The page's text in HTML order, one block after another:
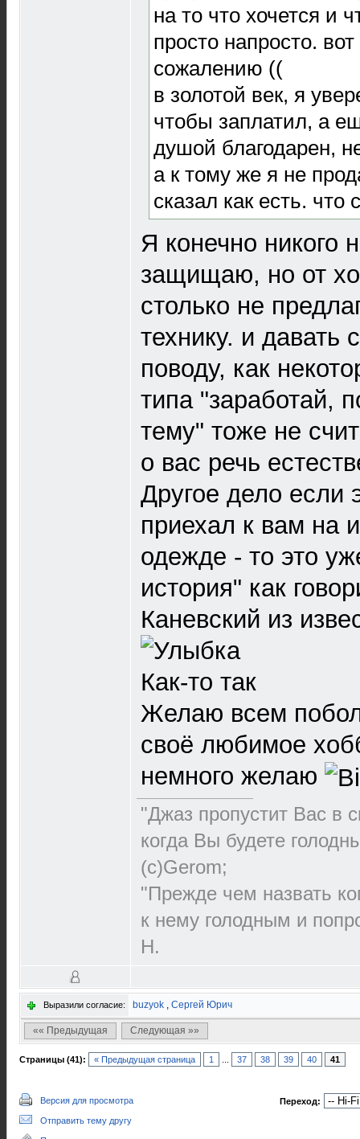
на то что хочется и
просто напросто.
сожалению ((
в золотой век, я
чтобы заплатил, а
душой благодарен,
а к тому же я не
сказал как есть.
Я конечно никого
защищаю, но от
столько не
технику. и давать
поводу, как
типа "заработай,
тему" тоже не
о вас речь
Другое дело если
приехал к вам на
одежде - то это
история" как
Каневский из
Как-то так
Желаю всем
своё любимое
немного желаю
"Джаз пропустит Вас в
когда Вы будете
(с)Gerom;
"Прежде чем назвать
к нему голодным и
Н.
Выразили согласие: buzyok , Сергей Юрич
«« Предыдущая Следующая »»
Страницы (41): « Предыдущая страница 1 37 38 39 40 41
Версия для просмотра
Отправить тему другу
Переход: